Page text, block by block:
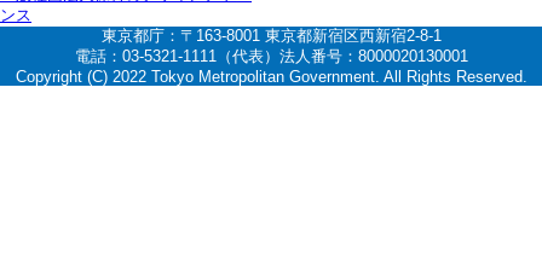
ゲ
ー
ンス
東京都庁：〒163-8001 東京都新宿区西新宿2-8-1
電話：03-5321-1111（代表）法人番号：8000020130001
Copyright (C) 2022 Tokyo Metropolitan Government. All Rights Reserved.